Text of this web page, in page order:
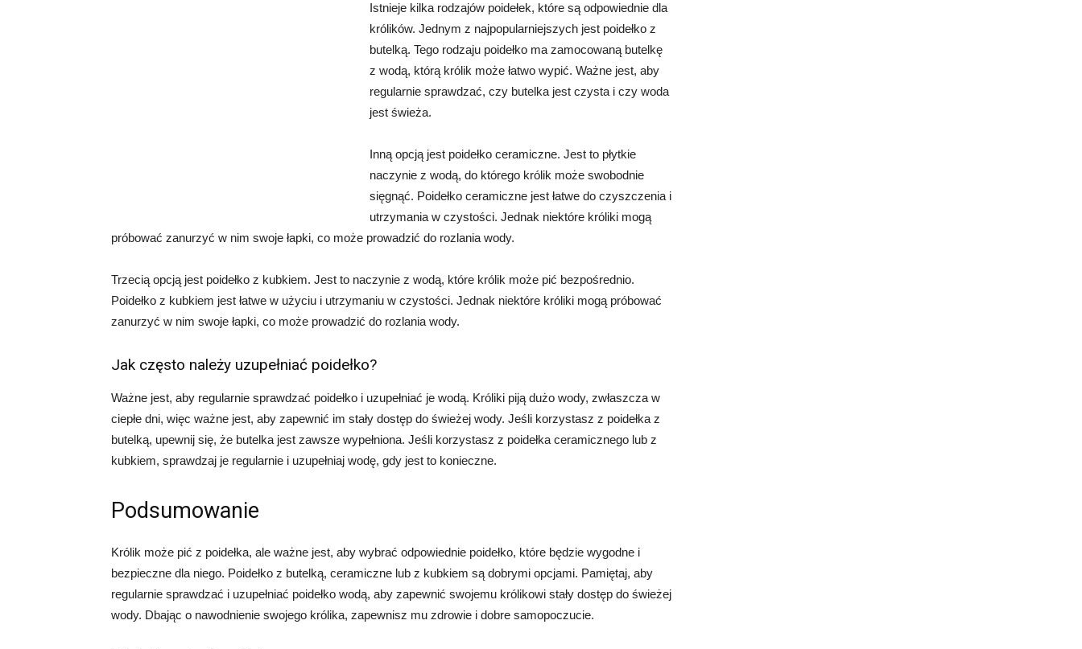
Istnieje kilka rodzajów poidełek, które są odpowiednie dla
królików. Jednym z najpopularniejszych jest poidełko z
butelką. Tego rodzaju poidełko ma zamocowaną butelkę
z wodą, którą królik może łatwo wypić. Ważne jest, aby
regularnie sprawdzać, czy butelka jest czysta i czy woda
jest świeża.
Inną opcją jest poidełko ceramiczne. Jest to płytkie
naczynie z wodą, do którego królik może swobodnie
sięgnąć. Poidełko ceramiczne jest łatwe do czyszczenia i
utrzymania w czystości. Jednak niektóre króliki mogą
próbować zanurzyć w nim swoje łapki, co może prowadzić do rozlania wody.
Trzecią opcją jest poidełko z kubkiem. Jest to naczynie z wodą, które królik może pić bezpośrednio.
Poidełko z kubkiem jest łatwe w użyciu i utrzymaniu w czystości. Jednak niektóre króliki mogą próbować
zanurzyć w nim swoje łapki, co może prowadzić do rozlania wody.
Jak często należy uzupełniać poidełko?
Ważne jest, aby regularnie sprawdzać poidełko i uzupełniać je wodą. Króliki piją dużo wody, zwłaszcza w
ciepłe dni, więc ważne jest, aby zapewnić im stały dostęp do świeżej wody. Jeśli korzystasz z poidełka z
butelką, upewnij się, że butelka jest zawsze wypełniona. Jeśli korzystasz z poidełka ceramicznego lub z
kubkiem, sprawdzaj je regularnie i uzupełniaj wodę, gdy jest to konieczne.
Podsumowanie
Królik może pić z poidełka, ale ważne jest, aby wybrać odpowiednie poidełko, które będzie wygodne i
bezpieczne dla niego. Poidełko z butelką, ceramiczne lub z kubkiem są dobrymi opcjami. Pamiętaj, aby
regularnie sprawdzać i uzupełniać poidełko wodą, aby zapewnić swojemu królikowi stały dostęp do świeżej
wody. Dbając o nawodnienie swojego królika, zapewnisz mu zdrowie i dobre samopoczucie.